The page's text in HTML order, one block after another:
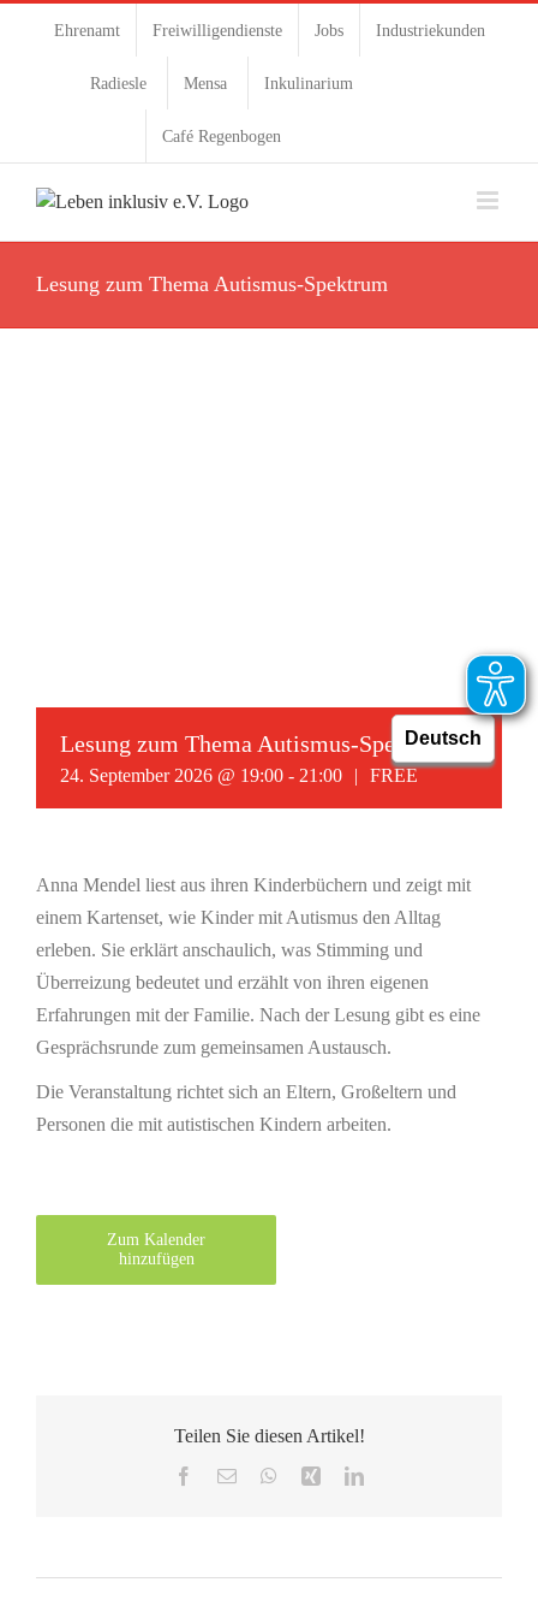
Ehrenamt Freiwilligendienste Jobs Industriekunden
Radiesle Mensa Inkulinarium
Café Regenbogen
Lesung zum Thema Autismus-Spektrum
Lesung zum Thema Autismus-Spektrum
24. September 2026 @ 19:00 - 21:00 | FREE
Anna Mendel liest aus ihren Kinderbüchern und zeigt mit
einem Kartenset, wie Kinder mit Autismus den Alltag
erleben. Sie erklärt anschaulich, was Stimming und
Überreizung bedeutet und erzählt von ihren eigenen
Erfahrungen mit der Familie. Nach der Lesung gibt es eine
Gesprächsrunde zum gemeinsamen Austausch.
Die Veranstaltung richtet sich an Eltern, Großeltern und
Personen die mit autistischen Kindern arbeiten.
Zum Kalender
hinzufügen
Teilen Sie diesen Artikel!
Facebook
E-
WhatsApp
Xing LinkedIn